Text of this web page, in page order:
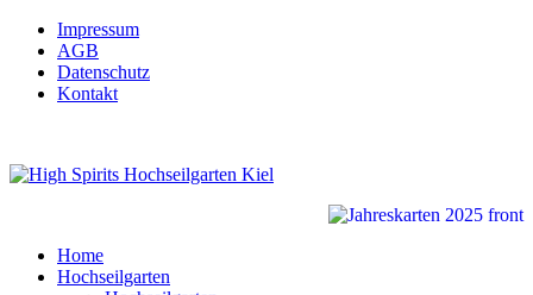
Impressum
AGB
Datenschutz
Kontakt
Home
Hochseilgarten